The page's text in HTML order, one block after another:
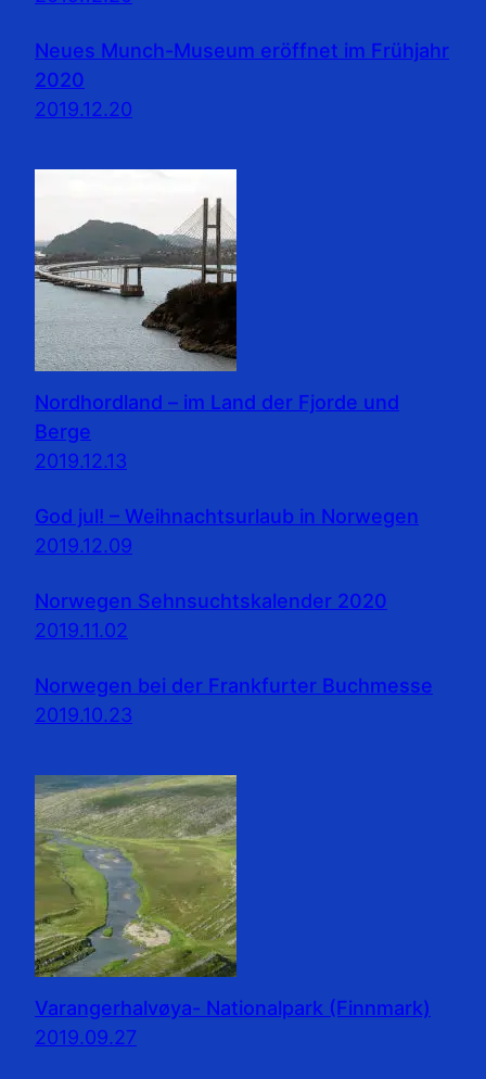
Neues Munch-Museum eröffnet im Frühjahr
2020
2019.12.20
Nordhordland – im Land der Fjorde und
Berge
2019.12.13
God jul! – Weihnachtsurlaub in Norwegen
2019.12.09
Norwegen Sehnsuchtskalender 2020
2019.11.02
Norwegen bei der Frankfurter Buchmesse
2019.10.23
Varangerhalvøya- Nationalpark (Finnmark)
2019.09.27